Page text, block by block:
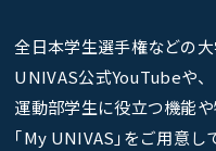
全日本学生選手権などの
UNIVAS公式YouTubeや、
運動部学生に役立つ機能
｢My UNIVAS｣をご用意し